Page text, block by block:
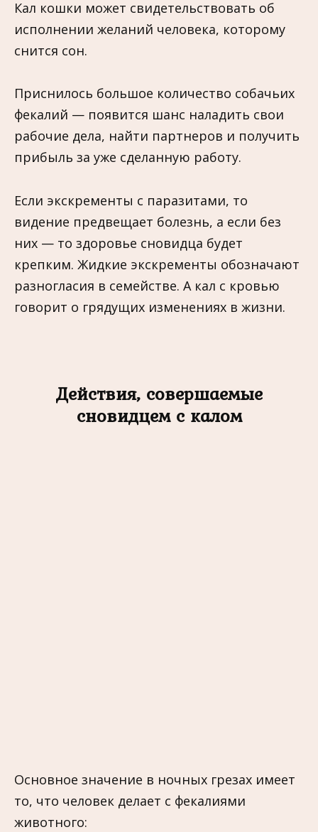
Кал кошки может свидетельствовать об
исполнении желаний человека, которому
снится сон.
Приснилось большое количество собачьих
фекалий — появится шанс наладить свои
рабочие дела, найти партнеров и получить
прибыль за уже сделанную работу.
Если экскременты с паразитами, то
видение предвещает болезнь, а если без
них — то здоровье сновидца будет
крепким. Жидкие экскременты обозначают
разногласия в семействе. А кал с кровью
говорит о грядущих изменениях в жизни.
Действия, совершаемые
сновидцем с калом
Основное значение в ночных грезах имеет
то, что человек делает с фекалиями
животного: